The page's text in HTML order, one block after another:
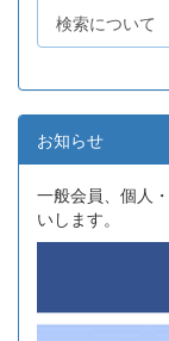
検索について
お知らせ
一般会員、個人
いします。